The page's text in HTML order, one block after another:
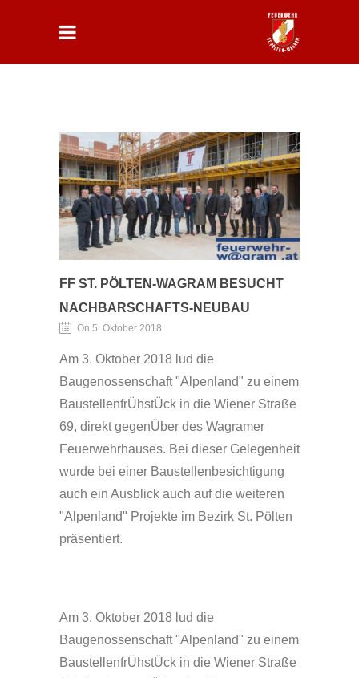
FF ST. PÖLTEN-WAGRAM BESUCHT
NACHBARSCHAFTS-NEUBAU
On 5. Oktober 2018
Am 3. Oktober 2018 lud die
Baugenossenschaft "Alpenland" zu einem
BaustellenfrÜhstÜck in die Wiener Straße
69, direkt gegenÜber des Wagramer
Feuerwehrhauses. Bei dieser Gelegenheit
wurde bei einer Baustellenbesichtigung
auch ein Ausblick auch auf die weiteren
"Alpenland" Projekte im Bezirk St. Pölten
präsentiert.
Am 3. Oktober 2018 lud die
Baugenossenschaft "Alpenland" zu einem
BaustellenfrÜhstÜck in die Wiener Straße